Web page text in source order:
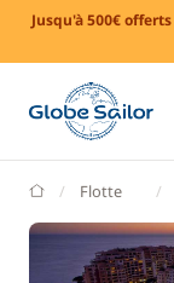
Jusqu'à 500€ offerts
GlobeSailor
Flotte